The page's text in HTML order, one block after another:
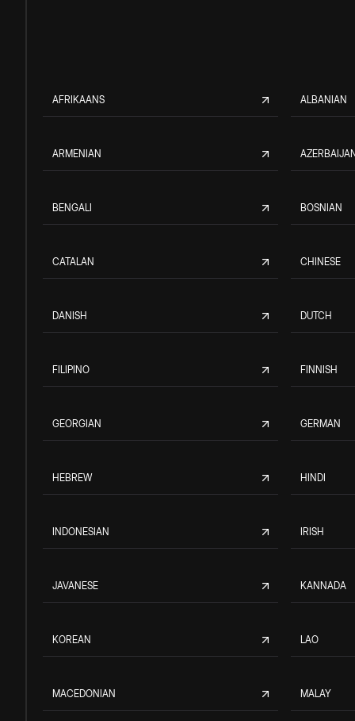
AFRIKAANS ALBANIAN
ARMENIAN AZERBAIJANI
BENGALI BOSNIAN
CATALAN CHINESE
DANISH DUTCH
FILIPINO FINNISH
GEORGIAN GERMAN
HEBREW HINDI
INDONESIAN IRISH
JAVANESE KANNADA
KOREAN LAO
MACEDONIAN MALAY